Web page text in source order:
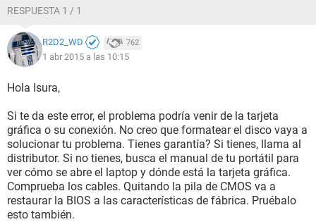
RESPUESTA 1 / 1
R2D2_WD 762
1 abr 2015 a las 10:15
Hola Isura,
Si te da este error, el problema podría venir de la tarjeta
gráfica o su conexión. No creo que formatear el disco vaya a
solucionar tu problema. Tienes garantía? Si tienes, llama al
distributor. Si no tienes, busca el manual de tu portátil para
ver cómo se abre el laptop y dónde está la tarjeta gráfica.
Comprueba los cables. Quitando la pila de CMOS va a
restaurar la BIOS a las características de fábrica. Pruébalo
esto también.